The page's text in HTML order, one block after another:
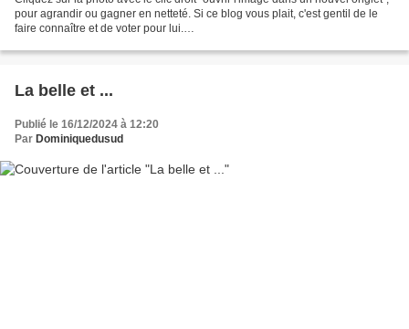
pour agrandir ou gagner en netteté. Si ce blog vous plait, c'est gentil de le
faire connaître et de voter pour lui.
La belle et ...
Publié le 16/12/2024 à 12:20
Par Dominiquedusud